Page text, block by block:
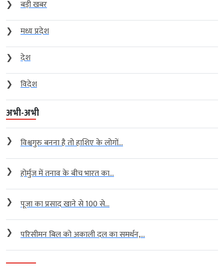
❯
बड़ी खबर
❯
मध्य प्रदेश
❯
देश
❯
विदेश
अभी-अभी
❯ विश्वगुरु बनना है तो हाशिए के लोगों...
❯ होर्मुज में तनाव के बीच भारत का...
❯ पूजा का प्रसाद खाने से 100 से...
❯ परिसीमन बिल को अकाली दल का समर्थन,...